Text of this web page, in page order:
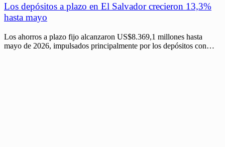
Los depósitos a plazo en El Salvador crecieron 13,3%
hasta mayo
Los ahorros a plazo fijo alcanzaron US$8.369,1 millones hasta
mayo de 2026, impulsados principalmente por los depósitos con…